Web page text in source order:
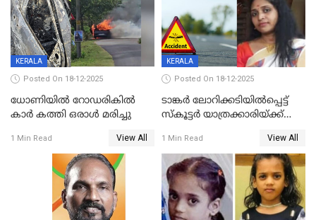
KERALA
Posted On 18-12-2025
ധോണിയിൽ റോഡരികിൽ
കാർ കത്തി ഒരാൾ മരിച്ചു
1 Min Read View All
KERALA
Posted On 18-12-2025
ടാങ്കർ ലോറിക്കടിയിൽപ്പെട്ട്
സ്കൂട്ടർ യാത്രക്കാരിയ്ക്ക്
കണ്ടോത്ത് ദേശീയ പാതയിൽ
1 Min Read View All